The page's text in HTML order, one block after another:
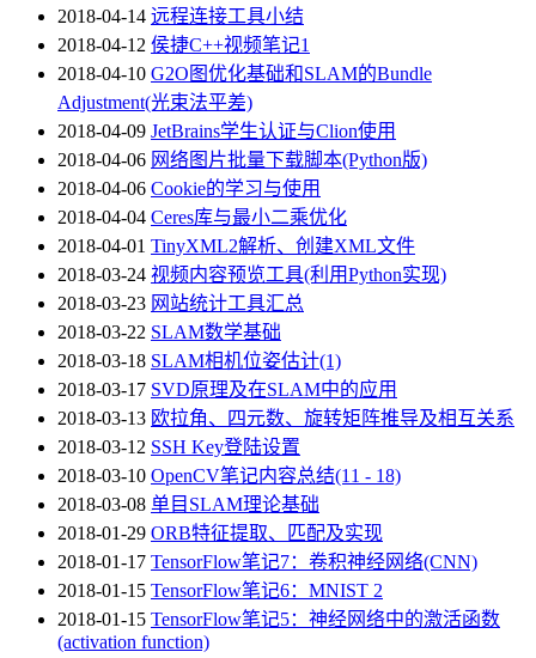
2018-04-14 远程连接工具小结
2018-04-12 侯捷C++视频笔记1
2018-04-10 G2O图优化基础和SLAM的Bundle
Adjustment(光束法平差)
2018-04-09 JetBrains学生认证与Clion使用
2018-04-06 网络图片批量下载脚本(Python版)
2018-04-06 Cookie的学习与使用
2018-04-04 Ceres库与最小二乘优化
2018-04-01 TinyXML2解析、创建XML文件
2018-03-24 视频内容预览工具(利用Python实现)
2018-03-23 网站统计工具汇总
2018-03-22 SLAM数学基础
2018-03-18 SLAM相机位姿估计(1)
2018-03-17 SVD原理及在SLAM中的应用
2018-03-13 欧拉角、四元数、旋转矩阵推导及相互关系
2018-03-12 SSH Key登陆设置
2018-03-10 OpenCV笔记内容总结(11 - 18)
2018-03-08 单目SLAM理论基础
2018-01-29 ORB特征提取、匹配及实现
2018-01-17 TensorFlow笔记7：卷积神经网络(CNN)
2018-01-15 TensorFlow笔记6：MNIST 2
2018-01-15 TensorFlow笔记5：神经网络中的激活函数
(activation function)